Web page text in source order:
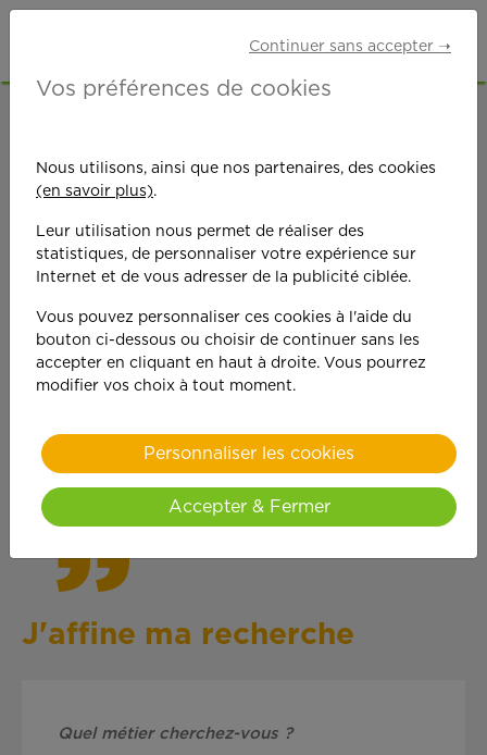
On est toujours plus
performant
quand on y met du
cœur !
J'affine ma recherche
Continuer sans accepter ➝
Vos préférences de cookies
Nous utilisons, ainsi que nos partenaires, des cookies
(en savoir plus).
Leur utilisation nous permet de réaliser des
statistiques, de personnaliser votre expérience sur
Internet et de vous adresser de la publicité ciblée.
Vous pouvez personnaliser ces cookies à l'aide du
bouton ci-dessous ou choisir de continuer sans les
accepter en cliquant en haut à droite. Vous pourrez
modifier vos choix à tout moment.
Personnaliser les cookies
Accepter & Fermer